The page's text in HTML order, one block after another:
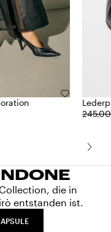
die in
entstanden ist.